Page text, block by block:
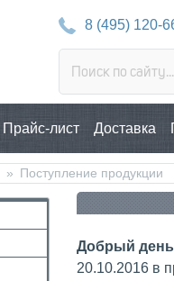
8 (495) 120-
Прайс-лист Доставка
» Поступление продукции
Добрый
20.10.2016 в